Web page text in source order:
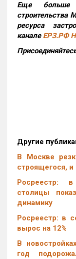
Еще больше
строительства
ресурса
канале ЕРЗ.РФ
Другие
В Москве
строящегося, и
Росреестр:
столицы
динамику
Росреестр: в
вырос на 12%
В
год